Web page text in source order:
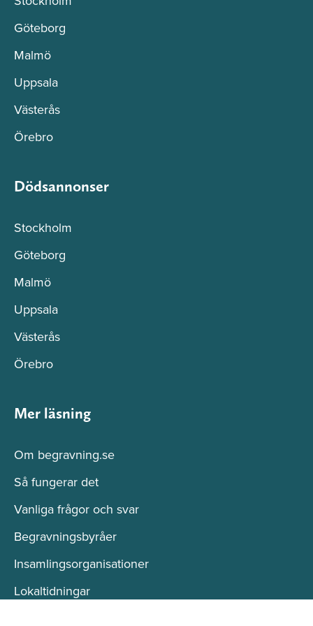
Göteborg
Malmö
Uppsala
Västerås
Örebro
Dödsannonser
Stockholm
Göteborg
Malmö
Uppsala
Västerås
Örebro
Mer läsning
Om begravning.se
Så fungerar det
Vanliga frågor och svar
Begravningsbyråer
Insamlingsorganisationer
Lokaltidningar